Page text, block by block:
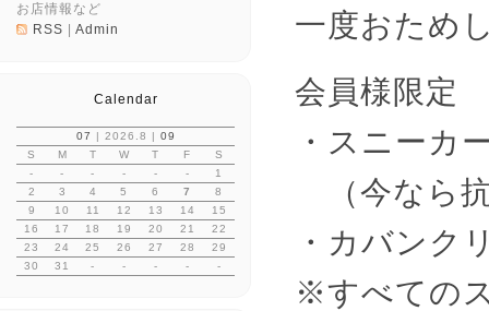
一度おため
会員様限定
・スニーカ
（今なら
・カバン
※すべての
お店情報など
RSS
Admin
Calendar
07 | 2026.8 | 09
S
M T W T F
S
-
- - - - -
1
2
3 4 5 6 7
8
9
10 11 12 13 14
15
16
17 18 19 20 21
22
23
24 25 26 27 28
29
30
31 - - - - -